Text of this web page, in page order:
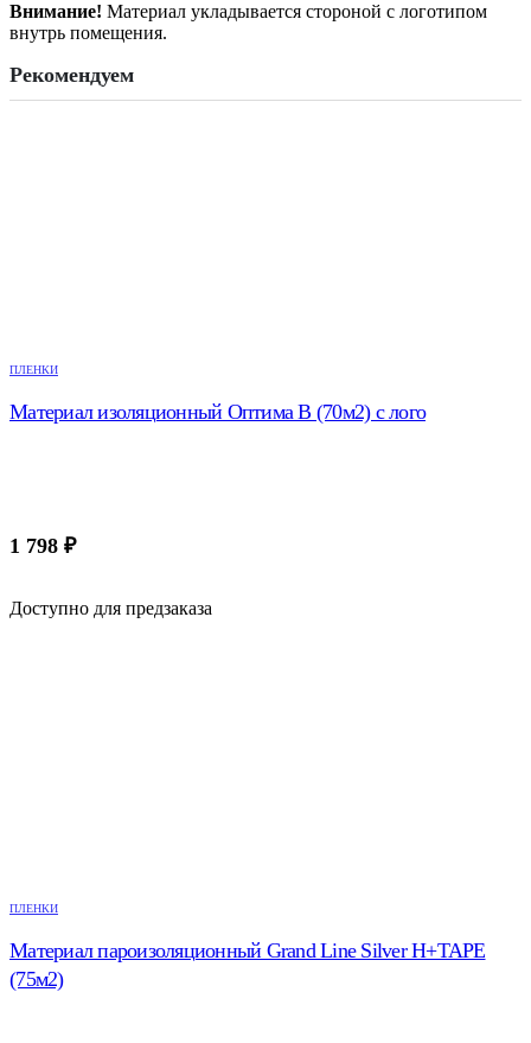
Внимание! Материал укладывается стороной с логотипом
внутрь помещения.
Рекомендуем
ПЛЕНКИ
Материал изоляционный Оптима В (70м2) с лого
1 798 ₽
Доступно для предзаказа
ПЛЕНКИ
Материал пароизоляционный Grand Line Silver Н+TAPE
(75м2)